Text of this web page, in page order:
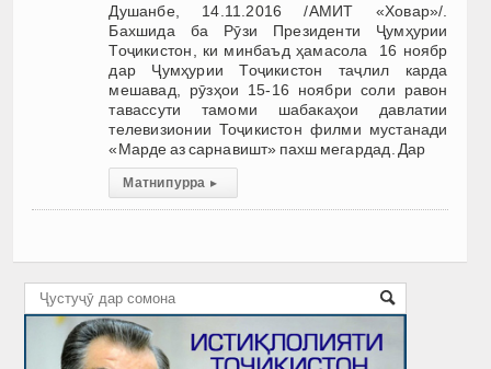
Душанбе, 14.11.2016 /АМИТ «Ховар»/.
Бахшида ба Рӯзи Президенти Ҷумҳурии
Тоҷикистон, ки минбаъд ҳамасола 16 ноябр
дар Ҷумҳурии Тоҷикистон таҷлил карда
мешавад, рӯзҳои 15-16 ноябри соли равон
тавассути тамоми шабакаҳои давлатии
телевизионии Тоҷикистон филми мустанади
«Марде аз сарнавишт» пахш мегардад. Дар
Матни пурра ▸